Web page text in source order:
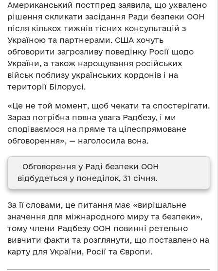
Американський постпред заявила, що ухвалено
рішення скликати засідання Ради безпеки ООН
після кількох тижнів тісних консультацій з
Україною та партнерами. США хочуть
обговорити загрозливу поведінку Росії щодо
України, а також нарощування російських
військ поблизу українських кордонів і на
території Білорусі.
«Це не той момент, щоб чекати та спостерігати.
Зараз потрібна повна увага Радбезу, і ми
сподіваємося на пряме та цілеспрямоване
обговорення», — наголосила вона.
Обговорення у Раді безпеки ООН
відбудеться у понеділок, 31 січня.
За її словами, це питання має «вирішальне
значення для міжнародного миру та безпеки»,
тому члени Радбезу ООН повинні ретельно
вивчити факти та розглянути, що поставлено на
карту для України, Росії та Європи.